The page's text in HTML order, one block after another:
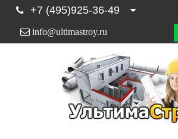
+7 (495)925-36-49
info@ultimastroy.ru